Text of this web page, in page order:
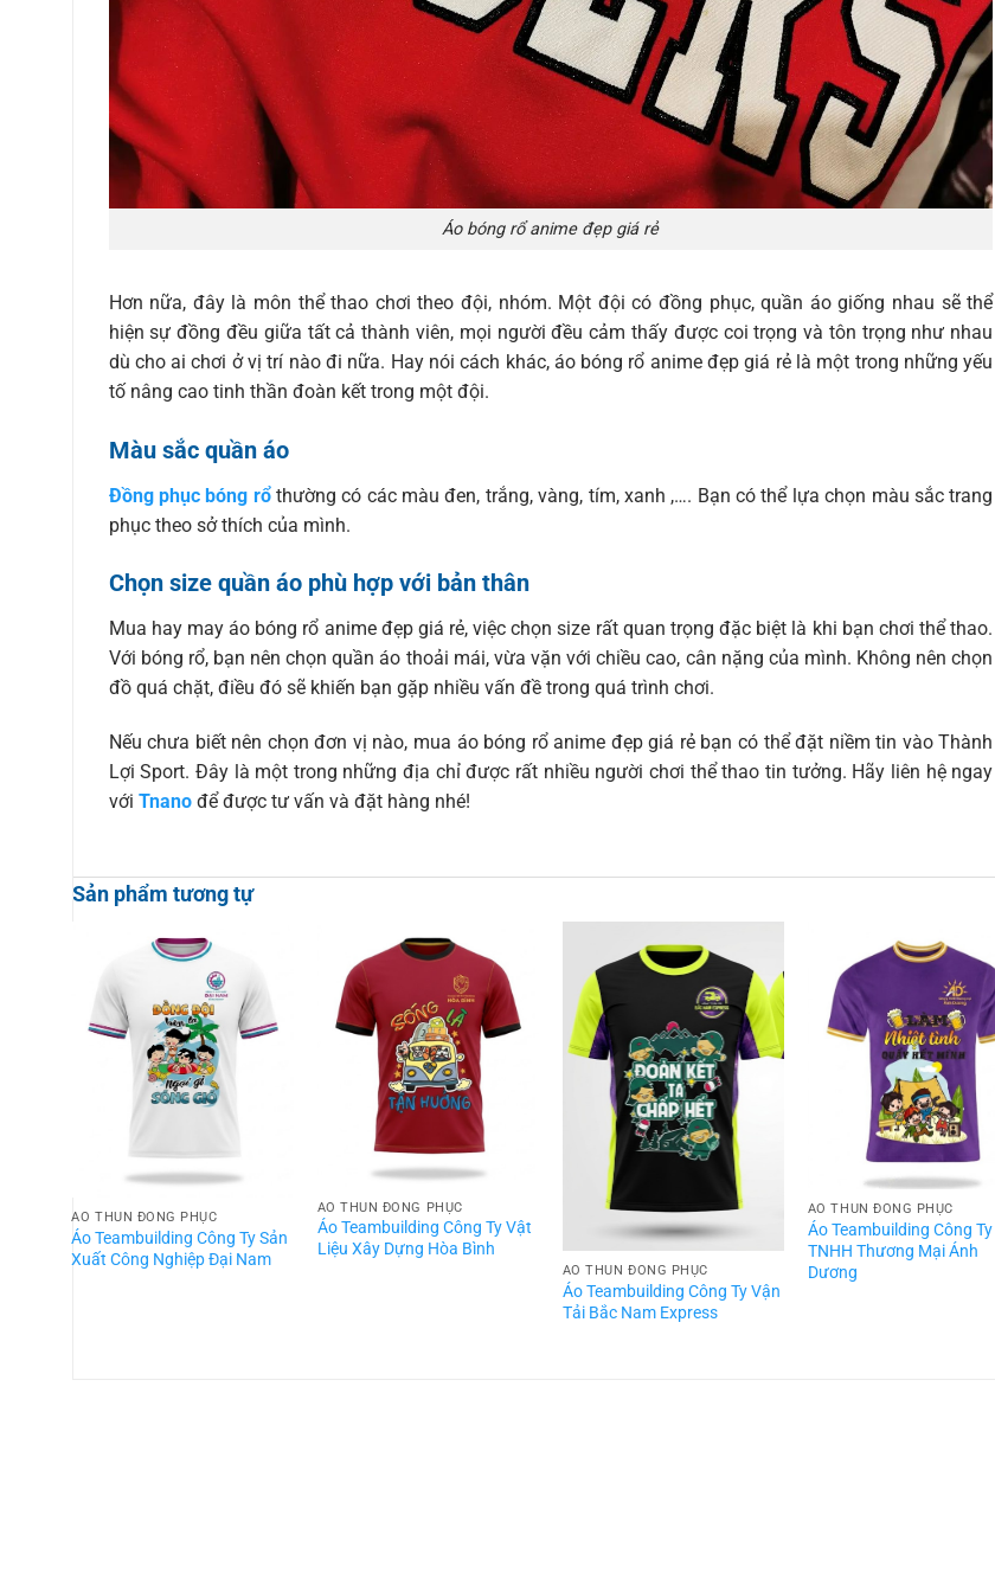
Áo bóng rổ anime đẹp giá rẻ
Hơn nữa, đây là môn thể thao chơi theo đội, nhóm. Một đội có đồng phục, quần áo giống nhau sẽ thể
hiện sự đồng đều giữa tất cả thành viên, mọi người đều cảm thấy được coi trọng và tôn trọng như nhau
dù cho ai chơi ở vị trí nào đi nữa. Hay nói cách khác, áo bóng rổ anime đẹp giá rẻ là một trong những yếu
tố nâng cao tinh thần đoàn kết trong một đội.
Màu sắc quần áo
Đồng phục bóng rổthường có các màu đen, trắng, vàng, tím, xanh ,…. Bạn có thể lựa chọn màu sắc trang
phục theo sở thích của mình.
Chọn size quần áo phù hợp với bản thân
Mua hay may áo bóng rổ anime đẹp giá rẻ, việc chọn size rất quan trọng đặc biệt là khi bạn chơi thể thao.
Với bóng rổ, bạn nên chọn quần áo thoải mái, vừa vặn với chiều cao, cân nặng của mình. Không nên chọn
đồ quá chặt, điều đó sẽ khiến bạn gặp nhiều vấn đề trong quá trình chơi.
Nếu chưa biết nên chọn đơn vị nào, mua áo bóng rổ anime đẹp giá rẻ bạn có thể đặt niềm tin vào Thành
Lợi Sport. Đây là một trong những địa chỉ được rất nhiều người chơi thể thao tin tưởng. Hãy liên hệ ngay
với Tnanođể được tư vấn và đặt hàng nhé!
Sản phẩm tương tự
ÁO THUN ĐỒNG PHỤC
Áo Teambuilding Công Ty Sản
Xuất Công Nghiệp Đại Nam
ÁO THUN ĐỒNG PHỤC
Áo Teambuilding Công Ty Vật
Liệu Xây Dựng Hòa Bình
ÁO THUN ĐỒNG PHỤC
Áo Teambuilding Công Ty Vận
Tải Bắc Nam Express
ÁO THUN ĐỒNG PHỤC
Áo Teambuilding Công Ty
TNHH Thương Mại Ánh
Dương